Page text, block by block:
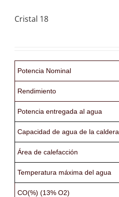
Cristal 18
Potencia Nominal
Rendimiento
Potencia entregada al agua
Capacidad de agua de la caldera
Área de calefacción
Temperatura máxima del agua
CO(%) (13% O2)